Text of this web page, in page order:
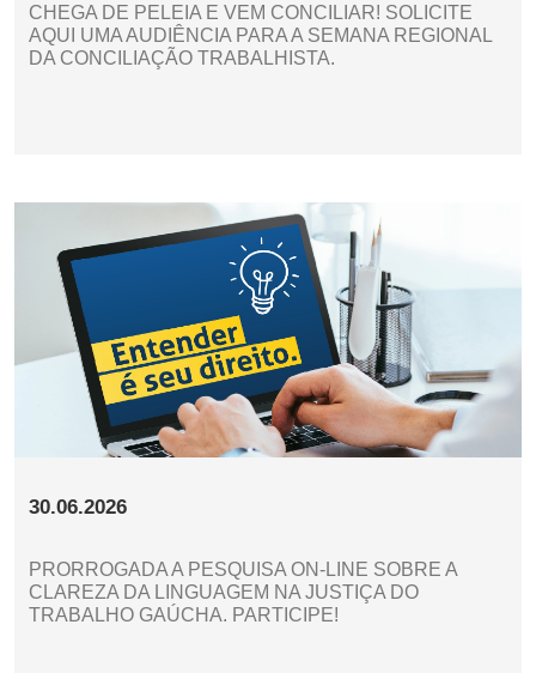
CHEGA DE PELEIA E VEM CONCILIAR! SOLICITE
AQUI UMA AUDIÊNCIA PARA A SEMANA REGIONAL
DA CONCILIAÇÃO TRABALHISTA.
30.06.2026
PRORROGADA A PESQUISA ON-LINE SOBRE A
CLAREZA DA LINGUAGEM NA JUSTIÇA DO
TRABALHO GAÚCHA. PARTICIPE!